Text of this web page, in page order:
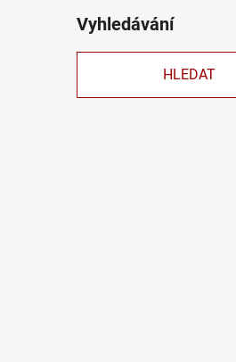
Vyhledávání
HLEDAT